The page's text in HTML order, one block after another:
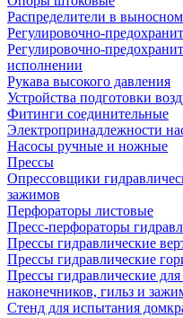
Распределители в
Регулировочно-
Регулировочно-
исполнении
Рукава высокого давления
Устройства подготовки
Фитинги соединительные
Электропринадлежности
Насосы ручные и ножные
Прессы
Опрессовщики
зажимов
Перфораторы листовые
Пресс-перфораторы
Прессы гидравлические
Прессы гидравлические
Прессы гидравлические
наконечников, гильз и
Стенд для испытания